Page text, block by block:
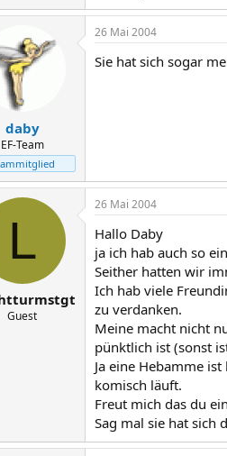
daby
EF-Team
26 Mai 2004
Sie hat sich sogar
L
Guest
26 Mai 2004
Hallo Daby
ja ich hab auch so
Seither hatten wir
Ich hab viele
zu verdanken.
Meine macht nicht
pünktlich ist (sonst
Ja eine Hebamme
komisch läuft.
Freut mich das du
Sag mal sie hat sich